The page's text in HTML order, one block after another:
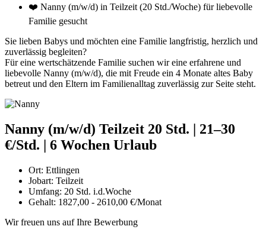
❤️ Nanny (m/w/d) in Teilzeit (20 Std./Woche) für liebevolle
Familie gesucht
Sie lieben Babys und möchten eine Familie langfristig, herzlich und
zuverlässig begleiten?
Für eine wertschätzende Familie suchen wir eine erfahrene und
liebevolle Nanny (m/w/d), die mit Freude ein 4 Monate altes Baby
betreut und den Eltern im Familienalltag zuverlässig zur Seite steht.
Nanny (m/w/d) Teilzeit 20 Std. | 21–30
€/Std. | 6 Wochen Urlaub
Ort: Ettlingen
Jobart: Teilzeit
Umfang: 20 Std. i.d.Woche
Gehalt: 1827,00 - 2610,00 €/Monat
Wir freuen uns auf Ihre Bewerbung